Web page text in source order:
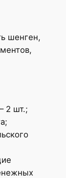
шенген,
2 шт.;